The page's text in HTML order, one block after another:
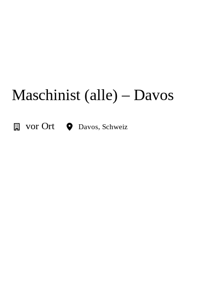
Maschinist (alle) – Davos
vor Ort Davos, Schweiz